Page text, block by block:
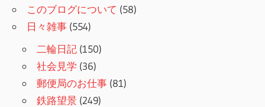
このブログについて (58)
日々雑事 (554)
二輪日記 (150)
社会見学 (36)
郵便局のお仕事 (81)
鉄路望景 (249)